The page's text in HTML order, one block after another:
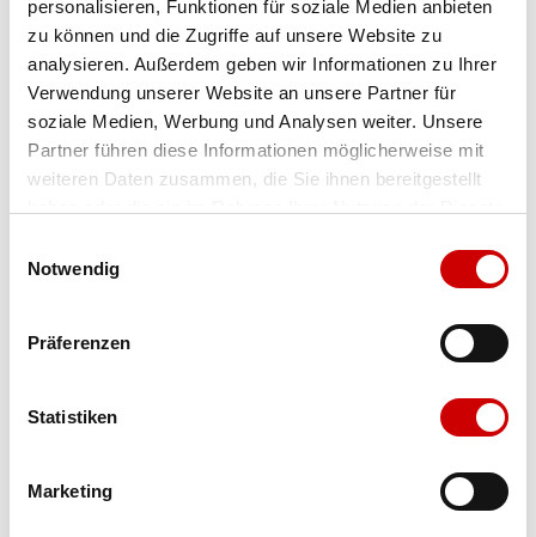
personalisieren, Funktionen für soziale Medien anbieten
zu können und die Zugriffe auf unsere Website zu
analysieren. Außerdem geben wir Informationen zu Ihrer
Verwendung unserer Website an unsere Partner für
soziale Medien, Werbung und Analysen weiter. Unsere
Partner führen diese Informationen möglicherweise mit
weiteren Daten zusammen, die Sie ihnen bereitgestellt
Notwendig
Präferenzen
Statistiken
Marketing
Farbe mattone kombi/effekt royal fl
Verfügbarkeit: